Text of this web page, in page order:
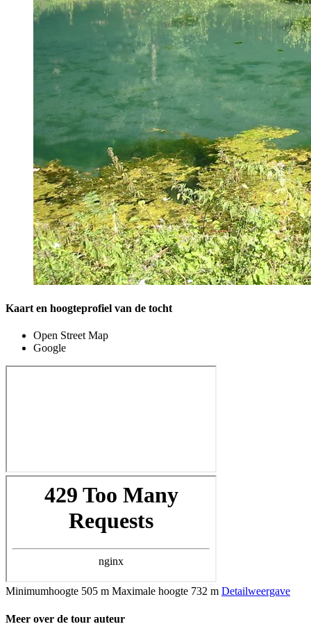
Kaart en hoogteprofiel van de tocht
Open Street Map
Google
Minimumhoogte 505 m Maximale hoogte 732 m Detailweergave
Meer over de tour auteur